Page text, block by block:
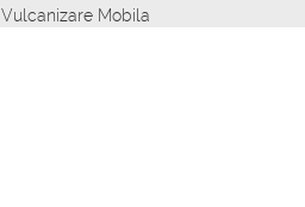
Vulcanizare Mobila